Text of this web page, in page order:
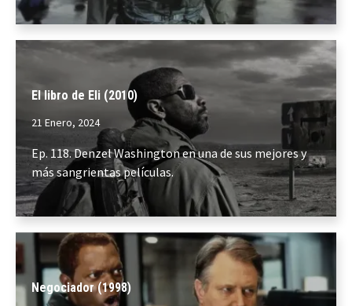
El libro de Eli (2010)
21 Enero, 2024
Ep. 118. Denzel Washington en una de sus mejores y
más sangrientas películas.
Negociador (1998)